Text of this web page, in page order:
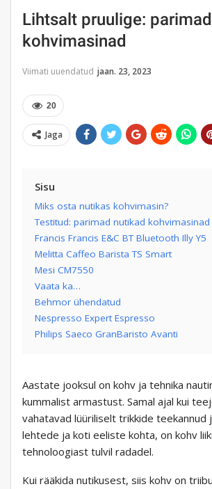
Lihtsalt pruulige:
kohvimasinad
Viimati uuendatud jaan. 23, 2023
20
Jaga
Sisu
Miks osta nutikas kohvimasin?
Testitud: parimad nutikad kohvimasinad
Francis Francis E&C BT Bluetooth Illy Y5
Melitta Caffeo Barista TS Smart
Mesi CM7550
Vaata ka…
Behmor ühendatud
Nespresso Expert Espresso
Philips Saeco GranBaristo Avanti
Aastate jooksul on kohv ja tehnika
kummalist armastust. Samal ajal kui
vahatavad lüüriliselt trikkide teekannud
lehtede ja koti eeliste kohta, on kohv
tehnoloogiast tulvil radadel.
Kui rääkida nutikusest, siis kohv on